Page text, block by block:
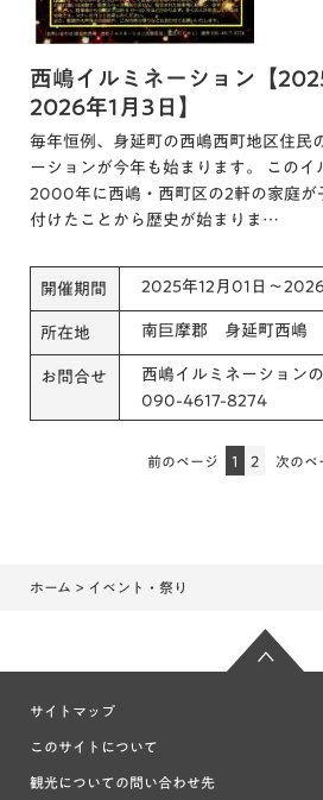
西嶋イルミネーション【
2026年1月3日】
毎年恒例、身延町の西嶋西町地区住民
ーションが今年も始まります。 このイ
2000年に西嶋・西町区の2軒の家庭が
付けたことから歴史が始まりま…
開催期間 2025年12月01日～
所在地 南巨摩郡 身延町西嶋
お問合せ
西嶋イルミネーショ
090-4617-8274
前のページ 1 2 次のペ
ホーム > イベント・祭り
サイトマップ
このサイトについて
観光についての問い合わせ先